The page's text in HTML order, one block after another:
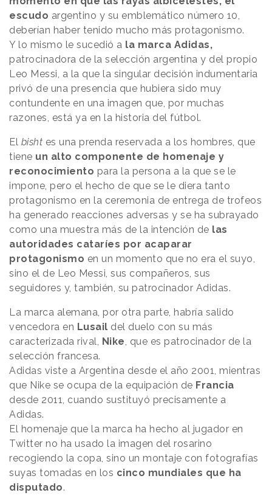
escudo argentino y su emblemático número 10,
deberían haber tenido mucho más protagonismo.
Y lo mismo le sucedió a la marca Adidas,
patrocinadora de la selección argentina y del propio
Leo Messi, a la que la singular decisión indumentaria
privó de una presencia que hubiera sido muy
contundente en una imagen que, por muchas
razones, está ya en la historia del fútbol.
El bisht es una prenda reservada a los hombres, que
tiene un alto componente de homenaje y
reconocimiento para la persona a la que se le
impone, pero el hecho de que se le diera tanto
protagonismo en la ceremonia de entrega de trofeos
ha generado reacciones adversas y se ha subrayado
como una muestra más de la intención de las
autoridades cataríes por acaparar
protagonismo en un momento que no era el suyo,
sino el de Leo Messi, sus compañeros, sus
seguidores y, también, su patrocinador Adidas.
La marca alemana, por otra parte, habría salido
vencedora en Lusail del duelo con su más
caracterizada rival, Nike, que es patrocinador de la
selección francesa.
Adidas viste a Argentina desde el año 2001, mientras
que Nike se ocupa de la equipación de Francia
desde 2011, cuando sustituyó precisamente a
Adidas.
El homenaje que la marca ha hecho al jugador en
Twitter no ha usado la imagen del rosarino
recogiendo la copa, sino un montaje con fotografías
suyas tomadas en los cinco mundiales que ha
disputado.